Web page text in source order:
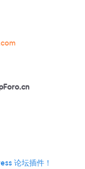
论坛插件！